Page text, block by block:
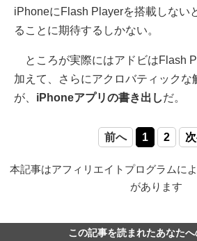
iPhoneにFlash Playerを搭載しない
ることに期待するしかない。
ところが実際にはアドビはFlash
加えて、さらにアクロバティックな
が、 iPhoneアプリの書き出しだ。
前へ 1 2
本記事はアフィリエイトプログラムに
があります
この記事を読まれたあなたへ